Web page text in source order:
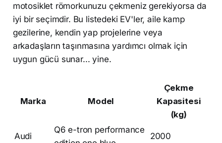
motosiklet römorkunuzu çekmeniz gerekiyorsa da
iyi bir seçimdir. Bu listedeki EV'ler, aile kamp
gezilerine, kendin yap projelerine veya
arkadaşların taşınmasına yardımcı olmak için
uygun gücü sunar... yine.
Marka Model
Çekme
Kapasitesi
(kg)
Audi
Q6 e-tron performance
2000